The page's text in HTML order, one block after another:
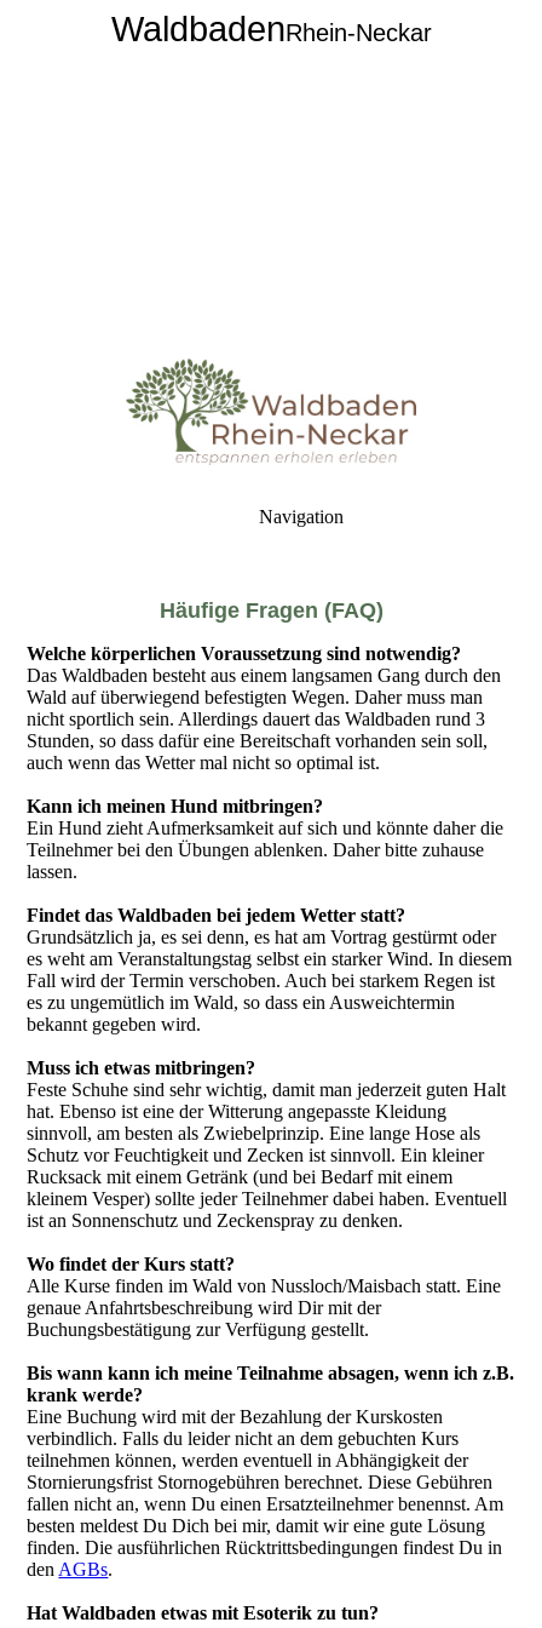
WaldbadenRhein-Neckar
Navigation
Häufige Fragen (FAQ)
Welche körperlichen Voraussetzung sind notwendig?
Das Waldbaden besteht aus einem langsamen Gang durch den
Wald auf überwiegend befestigten Wegen. Daher muss man
nicht sportlich sein. Allerdings dauert das Waldbaden rund 3
Stunden, so dass dafür eine Bereitschaft vorhanden sein soll,
auch wenn das Wetter mal nicht so optimal ist.
Kann ich meinen Hund mitbringen?
Ein Hund zieht Aufmerksamkeit auf sich und könnte daher die
Teilnehmer bei den Übungen ablenken. Daher bitte zuhause
lassen.
Findet das Waldbaden bei jedem Wetter statt?
Grundsätzlich ja, es sei denn, es hat am Vortrag gestürmt oder
es weht am Veranstaltungstag selbst ein starker Wind. In diesem
Fall wird der Termin verschoben. Auch bei starkem Regen ist
es zu ungemütlich im Wald, so dass ein Ausweichtermin
bekannt gegeben wird.
Muss ich etwas mitbringen?
Feste Schuhe sind sehr wichtig, damit man jederzeit guten Halt
hat. Ebenso ist eine der Witterung angepasste Kleidung
sinnvoll, am besten als Zwiebelprinzip. Eine lange Hose als
Schutz vor Feuchtigkeit und Zecken ist sinnvoll. Ein kleiner
Rucksack mit einem Getränk (und bei Bedarf mit einem
kleinem Vesper) sollte jeder Teilnehmer dabei haben. Eventuell
ist an Sonnenschutz und Zeckenspray zu denken.
Wo findet der Kurs statt?
Alle Kurse finden im Wald von Nussloch/Maisbach statt. Eine
genaue Anfahrtsbeschreibung wird Dir mit der
Buchungsbestätigung zur Verfügung gestellt.
Bis wann kann ich meine Teilnahme absagen, wenn ich z.B.
krank werde?
Eine Buchung wird mit der Bezahlung der Kurskosten
verbindlich. Falls du leider nicht an dem gebuchten Kurs
teilnehmen können, werden eventuell in Abhängigkeit der
Stornierungsfrist Stornogebühren berechnet. Diese Gebühren
fallen nicht an, wenn Du einen Ersatzteilnehmer benennst. Am
besten meldest Du Dich bei mir, damit wir eine gute Lösung
finden. Die ausführlichen Rücktrittsbedingungen findest Du in
den AGBs.
Hat Waldbaden etwas mit Esoterik zu tun?